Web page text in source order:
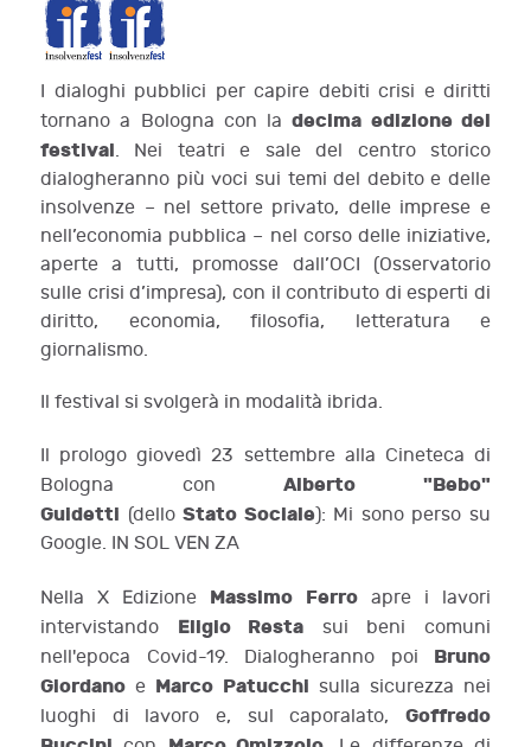
I dialoghi pubblici per capire debiti crisi e diritti
tornano a Bologna con ladecima edizione del
festival. Nei teatri e sale del centro storico
dialogheranno più voci sui temi del debito e delle
insolvenze – nel settore privato, delle imprese e
nell’economia pubblica – nel corso delle iniziative,
aperte a tutti, promosse dall’OCI (Osservatorio
sulle crisi d’impresa), con il contributo di esperti di
diritto, economia, filosofia, letteratura e
giornalismo.
Il festival si svolgerà in modalità ibrida.
Il prologo giovedì 23 settembre alla Cineteca di
Bologna conAlberto "Bebo"
Guidetti (delloStato Sociale): Mi sono perso su
Google. IN SOL VEN ZA
Nella X Edizione Massimo Ferroapre i lavori
intervistando Eligio Resta sui beni comuni
nell'epoca Covid-19. Dialogheranno poi Bruno
Giordano e Marco Patucchi sulla sicurezza nei
luoghi di lavoro e, sul caporalato, Goffredo